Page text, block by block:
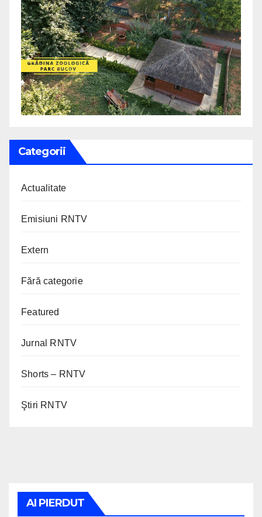
Categorii
Actualitate
Emisiuni RNTV
Extern
Fără categorie
Featured
Jurnal RNTV
Shorts – RNTV
Ştiri RNTV
AI PIERDUT